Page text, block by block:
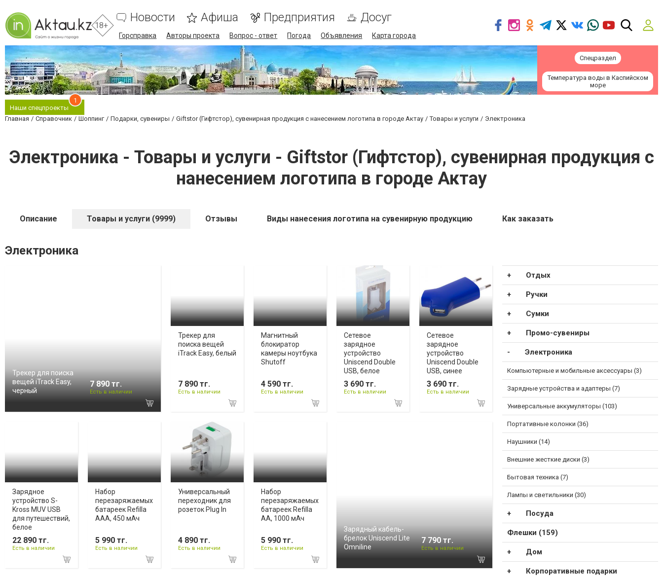
18+
Новости Афиша Предприятия Досуг
Горсправка Авторы проекта Вопрос - ответ Погода Объявления Карта города
Спецраздел
Температура воды в Каспийском
море
Наши спецпроекты
1
Главная Справочник Шоппинг Подарки, сувениры Giftstor (Гифтстор), сувенирная продукция с нанесением логотипа в городе Актау Товары и услуги Электроника
Электроника - Товары и услуги - Giftstor (Гифтстор), сувенирная продукция с
нанесением логотипа в городе Актау
Описание Товары и услуги (9999) Отзывы Виды нанесения логотипа на сувенирную продукцию Как заказать
Электроника
Трекер для поиска
вещей iTrack Easy,
черный
7 890 тг.
Есть в наличии
Трекер для
поиска вещей
iTrack Easy, белый
7 890 тг.
Есть в наличии
Магнитный
блокиратор
камеры ноутбука
Shutoff
4 590 тг.
Есть в наличии
Сетевое
зарядное
устройство
Uniscend Double
USB, белое
3 690 тг.
Есть в наличии
Сетевое
зарядное
устройство
Uniscend Double
USB, синее
3 690 тг.
Есть в наличии
Зарядное
устройство S-
Kross MUV USB
для путешествий,
белое
22 890 тг.
Есть в наличии
Набор
перезаряжаемых
батареек Refilla
AAA, 450 мАч
5 990 тг.
Есть в наличии
Универсальный
переходник для
розеток Plug In
4 890 тг.
Есть в наличии
Набор
перезаряжаемых
батареек Refilla
AA, 1000 мАч
5 990 тг.
Есть в наличии
Зарядный кабель-
брелок Uniscend Lite
Omniline
7 790 тг.
Есть в наличии
Отдых
Ручки
Сумки
Промо-сувениры
Электроника
Компьютерные и мобильные аксессуары (3)
Зарядные устройства и адаптеры (7)
Универсальные аккумуляторы (103)
Портативные колонки (36)
Наушники (14)
Внешние жесткие диски (3)
Бытовая техника (7)
Лампы и светильники (30)
Посуда
Флешки (159)
Дом
Корпоративные подарки